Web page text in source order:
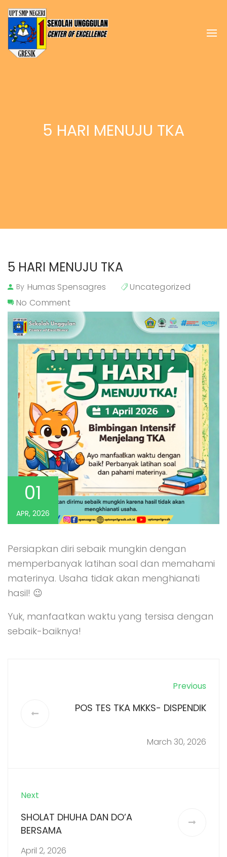
5 HARI MENUJU TKA
5 HARI MENUJU TKA
By Humas Spensagres
Uncategorized
No Comment
01
APR, 2026
Persiapkan diri sebaik mungkin dengan
memperbanyak latihan soal dan memahami
materinya. Usaha tidak akan menghianati
hasil! 😉
Yuk, manfaatkan waktu yang tersisa dengan
sebaik-baiknya!
Previous
POS TES TKA MKKS- DISPENDIK
March 30, 2026
Next
SHOLAT DHUHA DAN DO’A
BERSAMA
April 2, 2026